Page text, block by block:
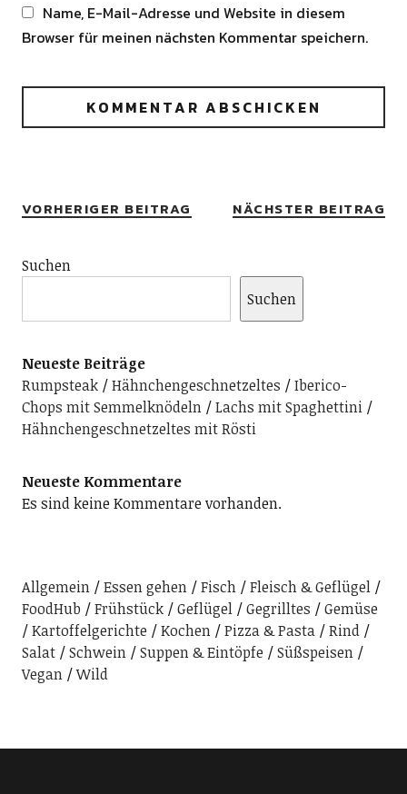
Name, E-Mail-Adresse und Website in diesem
Browser für meinen nächsten Kommentar speichern.
VORHERIGER BEITRAG NÄCHSTER BEITRAG
Suchen
Suchen
Neueste Beiträge
Rumpsteak
Hähnchengeschnetzeltes
Iberico-
Chops mit Semmelknödeln
Lachs mit Spaghettini
Hähnchengeschnetzeltes mit Rösti
Neueste Kommentare
Es sind keine Kommentare vorhanden.
Allgemein Essen gehen Fisch
Fleisch & Geflügel
FoodHub
Frühstück Geflügel Gegrilltes
Gemüse
Kartoffelgerichte
Kochen Pizza & Pasta
Rind
Salat
Schwein Suppen & Eintöpfe
Süßspeisen
Vegan
Wild